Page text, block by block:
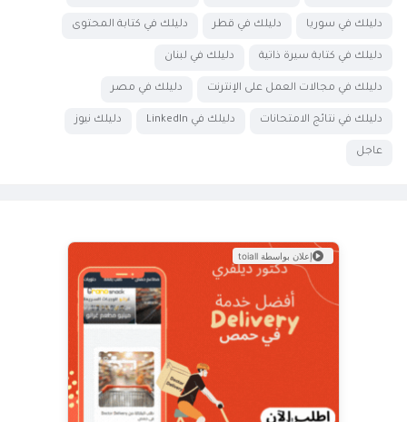
دليلك في سوريا دليلك في قطر دليلك في كتابة المحتوى
دليلك في كتابة سيرة ذاتية دليلك في لبنان
دليلك في مجالات العمل على الإنترنت دليلك في مصر
دليلك في نتائج الامتحانات دليلك في LinkedIn دليلك نيوز
عاجل
إعلان بواسطة toiall